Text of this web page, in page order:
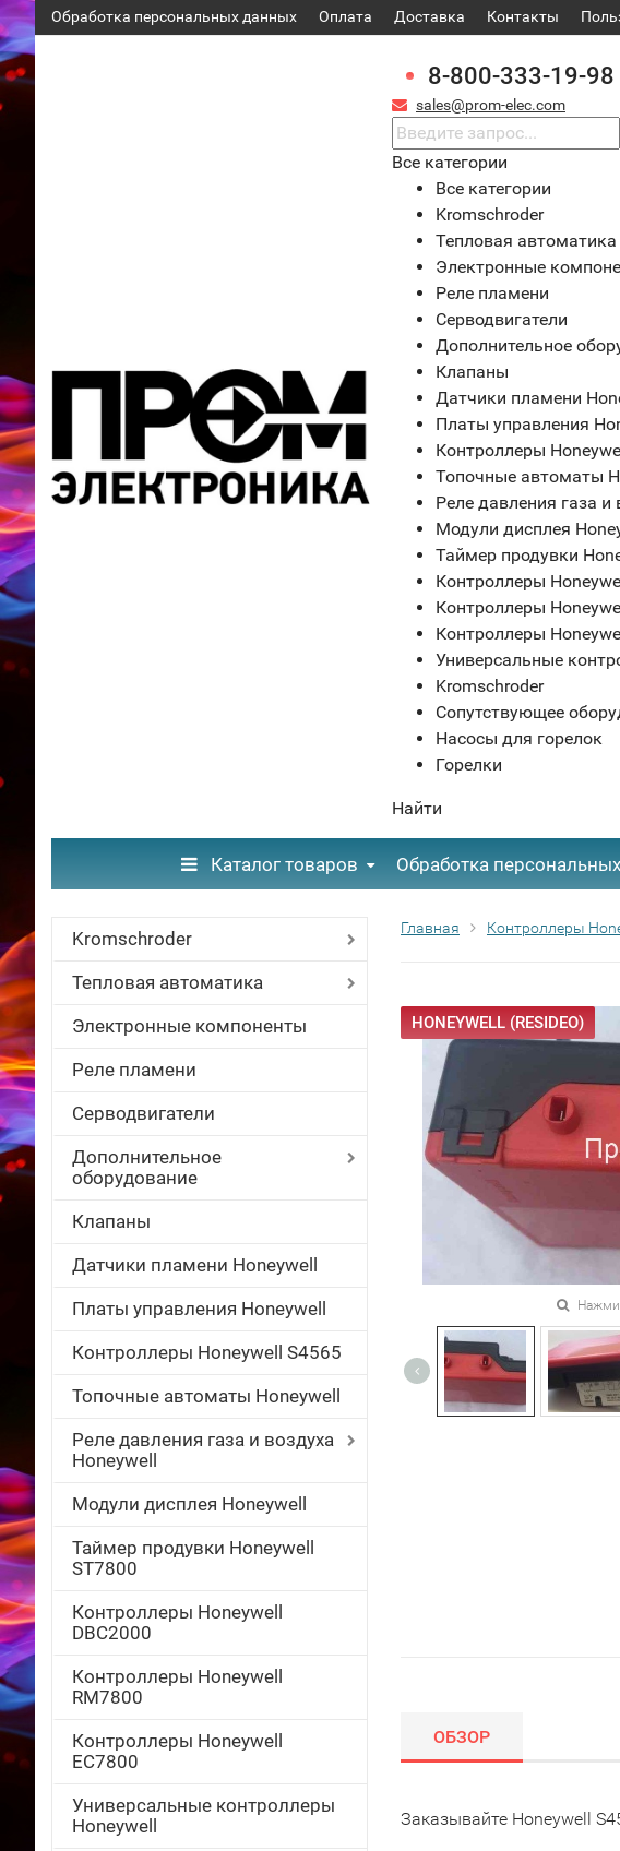
Обработка персональных данных Оплата Доставка Контакты
8-800-333-19-98
sales@prom-elec.com
Все категории
Все категории
Kromschroder
Тепловая автоматика
Электронные
Реле пламени
Серводвигатели
Дополнительное
Клапаны
Датчики пламени
Платы управления
Контроллеры
Топочные автоматы
Реле давления газа и
Модули дисплея
Таймер продувки
Контроллеры
Контроллеры
Контроллеры
Универсальные
Kromschroder
Сопутствующее
Насосы для горелок
Горелки
Найти
Каталог товаров Обработка
Kromschroder
Тепловая автоматика
Электронные компоненты
Реле пламени
Серводвигатели
Дополнительное
оборудование
Клапаны
Датчики пламени Honeywell
Платы управления Honeywell
Контроллеры Honeywell S4565
Топочные автоматы Honeywell
Реле давления газа и воздуха
Honeywell
Модули дисплея Honeywell
Таймер продувки Honeywell
ST7800
Контроллеры Honeywell
DBC2000
Контроллеры Honeywell
RM7800
Контроллеры Honeywell
EC7800
Универсальные контроллеры
Honeywell
Главная Контроллеры
HONEYWELL (RESIDEO)
ОБЗОР
Заказывайте Honeywell